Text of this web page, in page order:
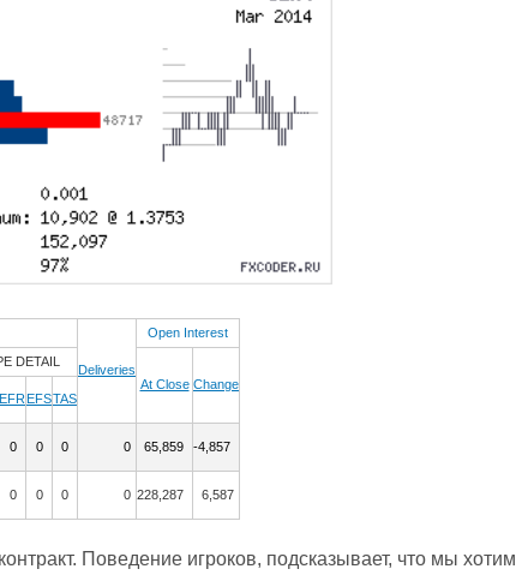
Deliveries
Open Interest
DETAIL
At Close Change
EFR EFSTAS
0 0 0 0 65,859 -4,857
0 0 0 0 228,287 6,587
Поведение игроков, подсказывает, что мы хотим